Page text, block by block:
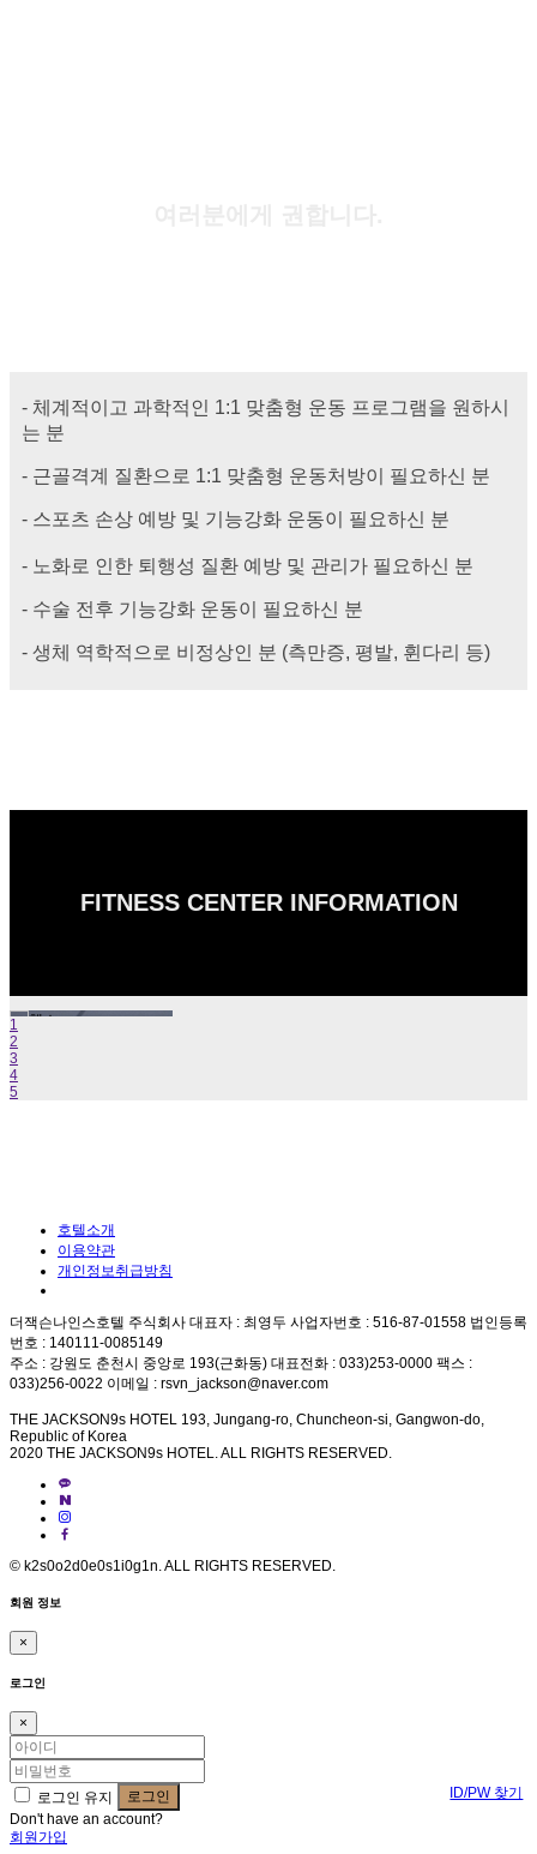
- 체계적이고 과학적인 1:1 맞춤형 운동 프로그램을 원하시
는 분
- 근골격계 질환으로 1:1 맞춤형 운동처방이 필요하신 분
- 스포츠 손상 예방 및 기능강화 운동이 필요하신 분
- 노화로 인한 퇴행성 질환 예방 및 관리가 필요하신 분
- 수술 전후 기능강화 운동이 필요하신 분
- 생체 역학적으로 비정상인 분 (측만증, 평발, 휜다리 등)
FITNESS CENTER INFORMATION
1
2
3
4
5
호텔소개
이용약관
개인정보취급방침
더잭슨나인스호텔 주식회사 대표자 : 최영두 사업자번호 : 516-87-01558 법인등록
번호 : 140111-0085149
주소 : 강원도 춘천시 중앙로 193(근화동) 대표전화 : 033)253-0000 팩스 :
033)256-0022 이메일 : rsvn_jackson@naver.com
THE JACKSON9s HOTEL 193, Jungang-ro, Chuncheon-si, Gangwon-do,
Republic of Korea
2020 THE JACKSON9s HOTEL. ALL RIGHTS RESERVED.
© k2s0o2d0e0s1i0g1n. ALL RIGHTS RESERVED.
회원 정보
×
로그인
×
로그인 유지
ID/PW 찾기
Don't have an account?
회원가입